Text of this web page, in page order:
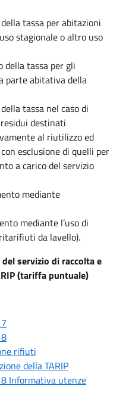
tassa per abitazioni
stagionale o altro uso
della tassa per gli
parte abitativa della
tassa nel caso di
destinati
al riutilizzo ed
esclusione di quelli per
a carico del servizio
mediante
mediante l’uso di
da lavello).
servizio di raccolta e
(tariffa puntuale)
rifiuti
della TARIP
Informativa utenze